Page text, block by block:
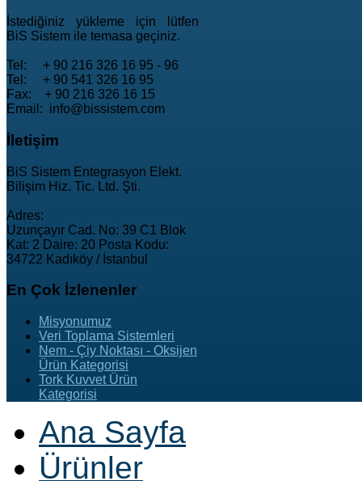
İstediğiniz yükleme için lütfen
BiS Sistem ile temasa geçiniz.
Tel: + 90 216 326 16 95 - 96
Tel: + 90 541 326 16 95
Fax: + 90 216 326 16 15
Email: info@bissistem.com
İletişim
BiS Sistem Entegrasyon Elekt.
Bilişim Hiz. Tic. Ltd. Şti.
Adres:
Uzunçayır Cad. No: 39 C1 Blok
Kat: 2 Daire: 20 Posta Kodu:
34722 Kadıköy / İstanbul
En Çok İzlenenler
Misyonumuz
Veri Toplama Sistemleri
Nem - Çiy Noktası - Oksijen
Ürün Kategorisi
Tork Kuvvet Ürün
Kategorisi
Ana Sayfa
Ürünler